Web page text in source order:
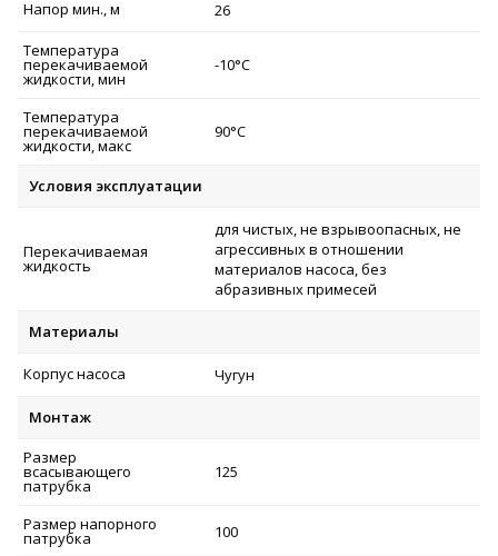
Напор мин., м
26
Температура
перекачиваемой
жидкости, мин
-10°C
Температура
перекачиваемой
жидкости, макс
90°C
Условия эксплуатации
Перекачиваемая
жидкость
для чистых, не взрывоопасных, не
агрессивных в отношении
материалов насоса, без
абразивных примесей
Материалы
Корпус насоса Чугун
Монтаж
Размер
всасывающего
патрубка
125
Размер напорного
патрубка 100